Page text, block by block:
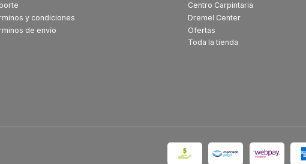
y condiciones
de envío
Centro Carpintaria
Dremel Center
Ofertas
Toda la tienda